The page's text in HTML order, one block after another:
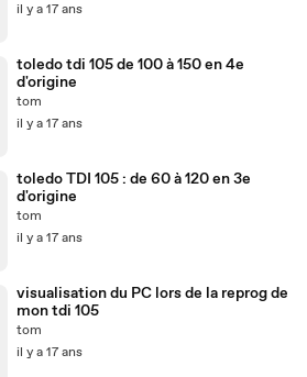
il y a 17 ans
toledo tdi 105 de 100 à 150 en 4e
d'origine
tom
il y a 17 ans
toledo TDI 105 : de 60 à 120 en 3e
d'origine
tom
il y a 17 ans
visualisation du PC lors de la reprog de
mon tdi 105
tom
il y a 17 ans